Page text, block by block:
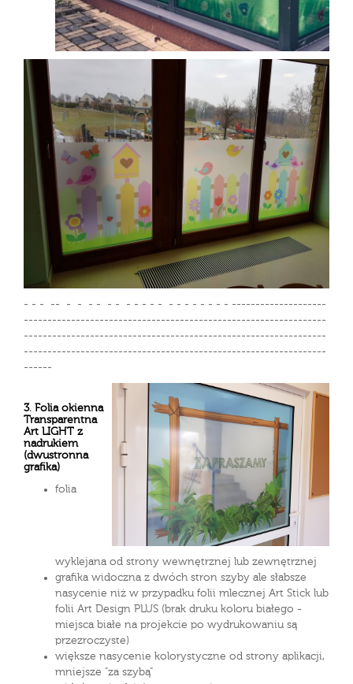
- - - -- - - - - - - - - - - - - - - - - - - - --------------------
----------------------------------------------------------------
----------------------------------------------------------------
----------------------------------------------------------------
------
3. Folia okienna
Transparentna
Art LIGHT z
nadrukiem
(dwustronna
grafika)
folia
wyklejana od strony wewnętrznej lub zewnętrznej
grafika widoczna z dwóch stron szyby ale słabsze
nasycenie niż w przypadku folii mlecznej Art Stick lub
folii Art Design PLUS (brak druku koloru białego -
miejsca białe na projekcie po wydrukowaniu są
przezroczyste)
większe nasycenie kolorystyczne od strony aplikacji,
mniejsze "za szybą"